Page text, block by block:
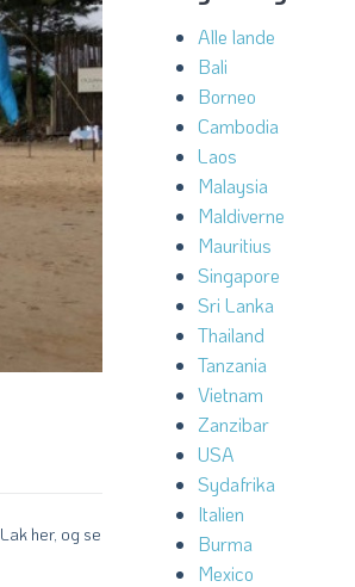
her, og se
Alle lande
Bali
Borneo
Cambodia
Laos
Malaysia
Maldiverne
Mauritius
Singapore
Sri Lanka
Thailand
Tanzania
Vietnam
Zanzibar
USA
Sydafrika
Italien
Burma
Mexico